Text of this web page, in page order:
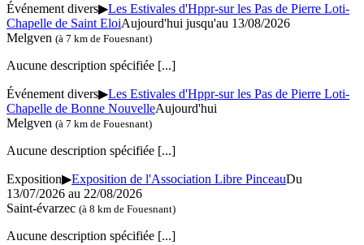
Événement divers▶Les Estivales d'Hppr-sur les Pas de Pierre Loti-
Chapelle de Saint EloiAujourd'hui jusqu'au 13/08/2026
Melgven (à 7 km de Fouesnant)
Aucune description spécifiée [...]
Événement divers▶Les Estivales d'Hppr-sur les Pas de Pierre Loti-
Chapelle de Bonne NouvelleAujourd'hui
Melgven (à 7 km de Fouesnant)
Aucune description spécifiée [...]
Exposition▶Exposition de l'Association Libre PinceauDu
13/07/2026 au 22/08/2026
Saint-évarzec (à 8 km de Fouesnant)
Aucune description spécifiée [...]